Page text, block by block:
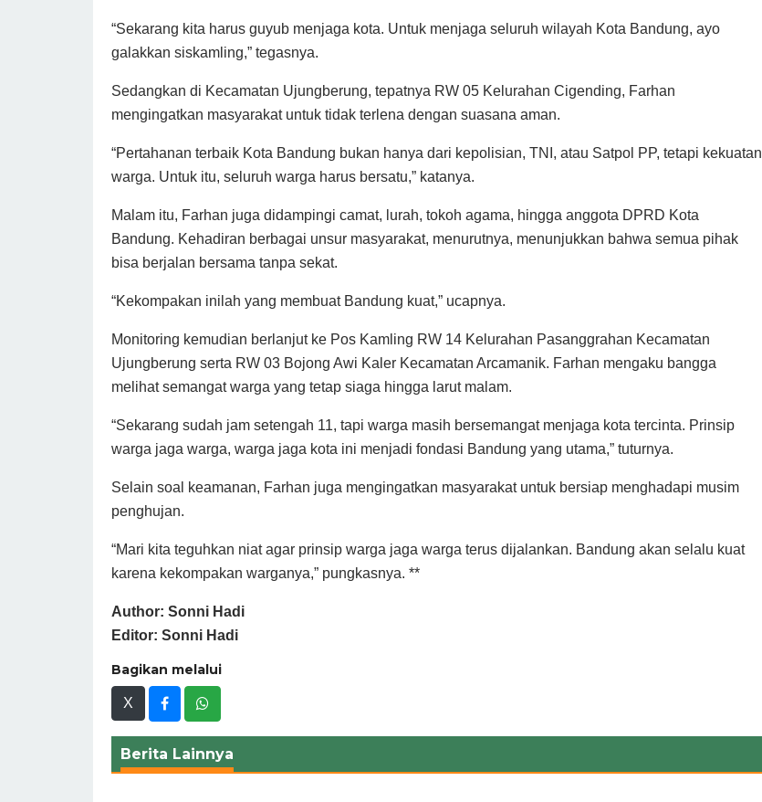
“Sekarang kita harus guyub menjaga kota. Untuk menjaga seluruh wilayah Kota Bandung, ayo
galakkan siskamling,” tegasnya.
Sedangkan di Kecamatan Ujungberung, tepatnya RW 05 Kelurahan Cigending, Farhan
mengingatkan masyarakat untuk tidak terlena dengan suasana aman.
“Pertahanan terbaik Kota Bandung bukan hanya dari kepolisian, TNI, atau Satpol PP, tetapi kekuatan
warga. Untuk itu, seluruh warga harus bersatu,” katanya.
Malam itu, Farhan juga didampingi camat, lurah, tokoh agama, hingga anggota DPRD Kota
Bandung. Kehadiran berbagai unsur masyarakat, menurutnya, menunjukkan bahwa semua pihak
bisa berjalan bersama tanpa sekat.
“Kekompakan inilah yang membuat Bandung kuat,” ucapnya.
Monitoring kemudian berlanjut ke Pos Kamling RW 14 Kelurahan Pasanggrahan Kecamatan
Ujungberung serta RW 03 Bojong Awi Kaler Kecamatan Arcamanik. Farhan mengaku bangga
melihat semangat warga yang tetap siaga hingga larut malam.
“Sekarang sudah jam setengah 11, tapi warga masih bersemangat menjaga kota tercinta. Prinsip
warga jaga warga, warga jaga kota ini menjadi fondasi Bandung yang utama,” tuturnya.
Selain soal keamanan, Farhan juga mengingatkan masyarakat untuk bersiap menghadapi musim
penghujan.
“Mari kita teguhkan niat agar prinsip warga jaga warga terus dijalankan. Bandung akan selalu kuat
karena kekompakan warganya,” pungkasnya. **
Author: Sonni Hadi
Editor: Sonni Hadi
Bagikan melalui
X
Berita Lainnya